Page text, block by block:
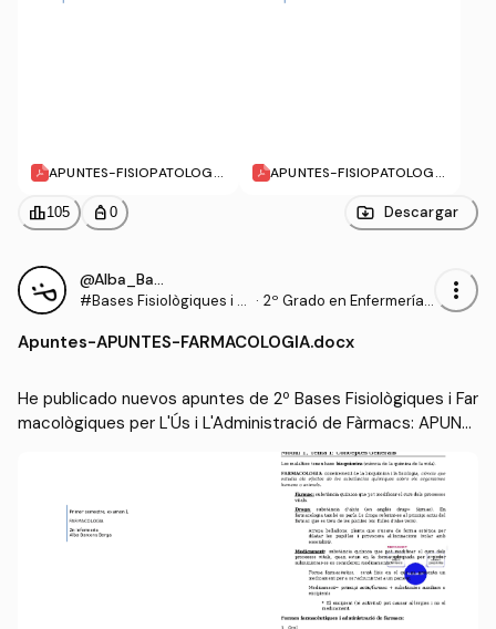
APUNTES-FISIOPATOLOGIA
APUNTES-FISIOPATOLOGIA
leaderboard105 personal_bag 0 Descargar
@Alba_Barcons_Berga
#Bases Fisiològiques i F
i L'Administració de Fàrm
· 2º Grado en Enfermería
more_vert
Apuntes-APUNTES-FARMACOLOGIA.docx
He publicado nuevos apuntes de 2º Bases Fisiològiques i Far
macològiques per L'Ús i L'Administració de Fàrmacs: APUNT